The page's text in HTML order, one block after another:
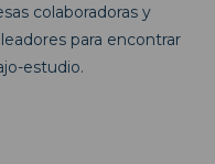
colaboradoras y
para encontrar
estudio.